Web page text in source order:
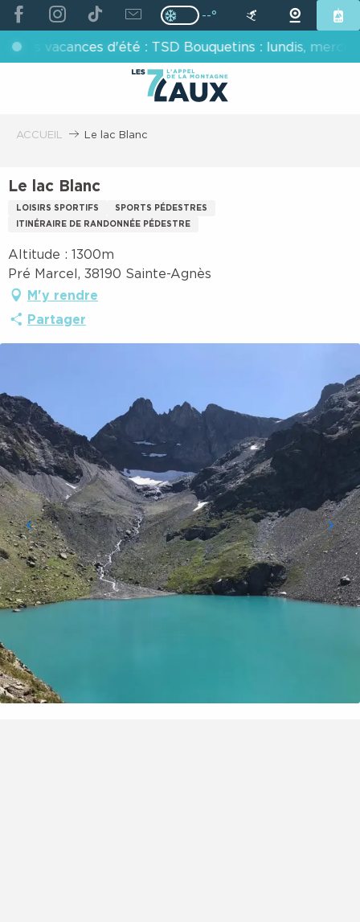
ALLER
AU
CONTENU
PRINCIPAL
Page D’accueil Actuelle Hiver :
Page D’accueil Actuelle
d'été : TSD Bouquetins : lundis, mercredis,
--°
ACCUEIL Le lac Blanc
Le lac Blanc
LOISIRS SPORTIFS
SPORTS PÉDESTRES
ITINÉRAIRE DE RANDONNÉE PÉDESTRE
Altitude : 1300m
Pré Marcel, 38190 Sainte-Agnès
M'y rendre
Partager